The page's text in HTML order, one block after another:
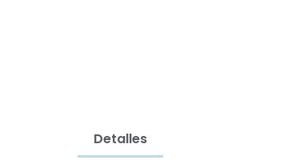
Detalles